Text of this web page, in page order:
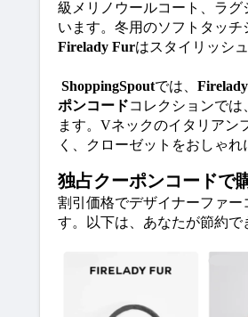
級メリノウールコート、ラ
います。冬用のソフトタッ
Firelady Furはスタイリッシ
ShoppingSpoutでは、
ポンコードコレクションで
ます。Vネックのイタリアン
く、クローゼットをおしゃれ
独占クーポンコードで
割引価格でデザイナーファー
す。以下は、あなたが節約で